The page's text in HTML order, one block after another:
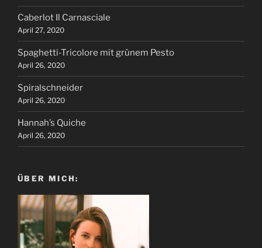
Caberlot Il Carnasciale
April 27, 2020
Spaghetti-Tricolore mit grünem Pesto
April 26, 2020
Spiralschneider
April 26, 2020
Hannah’s Quiche
April 26, 2020
ÜBER MICH: